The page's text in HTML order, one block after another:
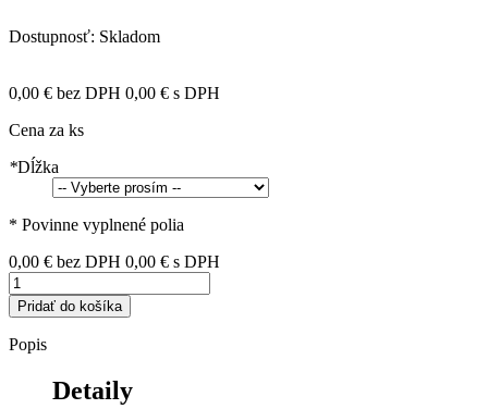
Dostupnosť: Skladom
0,00 € bez DPH 0,00 € s DPH
Cena za ks
*Dĺžka
* Povinne vyplnené polia
0,00 € bez DPH 0,00 € s DPH
Pridať do košíka
Popis
Detaily